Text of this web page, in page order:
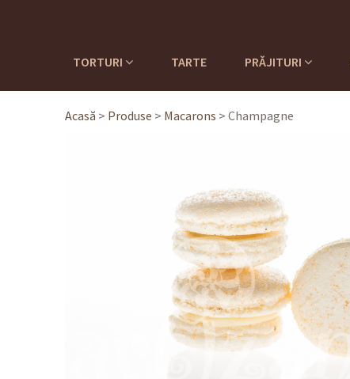
TORTURI TARTE PRĂJITURI
Acasă > Produse > Macarons > Champagne